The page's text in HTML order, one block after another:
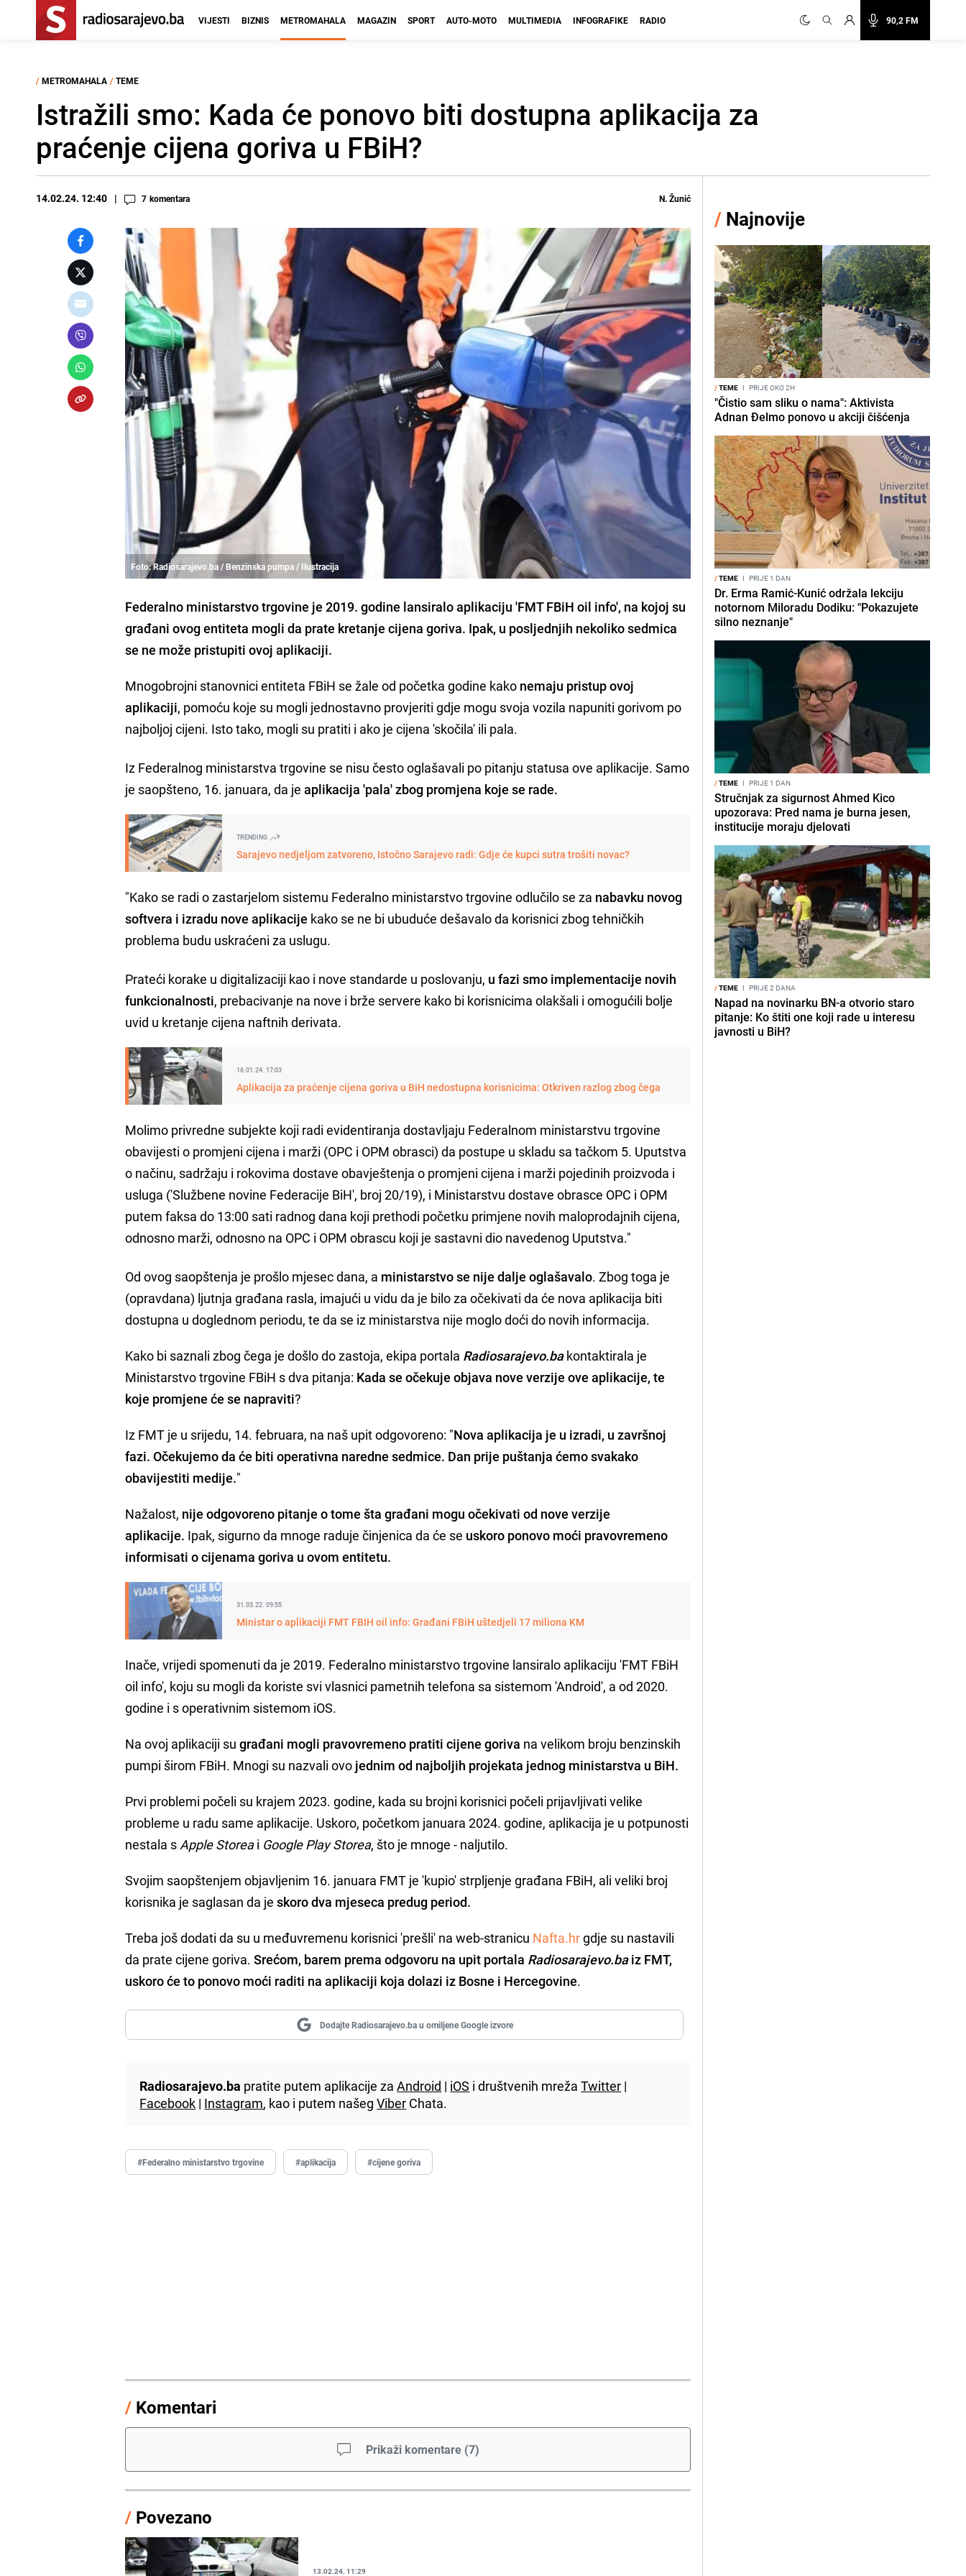
90,2 FM
VIJESTI BIZNIS METROMAHALA MAGAZIN SPORT AUTO-MOTO MULTIMEDIA INFOGRAFIKE RADIO
/ METROMAHALA / TEME
Istražili smo: Kada će ponovo biti dostupna aplikacija za
praćenje cijena goriva u FBiH?
14.02.24. 12:40 7 komentara N. Žunić
Foto: Radiosarajevo.ba / Benzinska pumpa / Ilustracija
Federalno ministarstvo trgovine je 2019. godine lansiralo aplikaciju 'FMT FBiH oil info', na kojoj su
građani ovog entiteta mogli da prate kretanje cijena goriva. Ipak, u posljednjih nekoliko sedmica
se ne može pristupiti ovoj aplikaciji.
Mnogobrojni stanovnici entiteta FBiH se žale od početka godine kako nemaju pristup ovoj
aplikaciji, pomoću koje su mogli jednostavno provjeriti gdje mogu svoja vozila napuniti gorivom po
najboljoj cijeni. Isto tako, mogli su pratiti i ako je cijena 'skočila' ili pala.
Iz Federalnog ministarstva trgovine se nisu često oglašavali po pitanju statusa ove aplikacije. Samo
je saopšteno, 16. januara, da jeaplikacija 'pala' zbog promjena koje se rade.
TRENDING
Sarajevo nedjeljom zatvoreno, Istočno Sarajevo radi: Gdje će kupci sutra trošiti novac?
"Kako se radi o zastarjelom sistemu Federalno ministarstvo trgovine odlučilo se za nabavku novog
softvera i izradu nove aplikacije kako se ne bi ubuduće dešavalo da korisnici zbog tehničkih
problema budu uskraćeni za uslugu.
Prateći korake u digitalizaciji kao i nove standarde u poslovanju, u fazi smo implementacije novih
funkcionalnosti, prebacivanje na nove i brže servere kako bi korisnicima olakšali i omogućili bolje
uvid u kretanje cijena naftnih derivata.
16.01.24. 17:03
Aplikacija za praćenje cijena goriva u BiH nedostupna korisnicima: Otkriven razlog zbog čega
Molimo privredne subjekte koji radi evidentiranja dostavljaju Federalnom ministarstvu trgovine
obavijesti o promjeni cijena i marži (OPC i OPM obrasci) da postupe u skladu sa tačkom 5. Uputstva
o načinu, sadržaju i rokovima dostave obavještenja o promjeni cijena i marži pojedinih proizvoda i
usluga ('Službene novine Federacije BiH', broj 20/19), i Ministarstvu dostave obrasce OPC i OPM
putem faksa do 13:00 sati radnog dana koji prethodi početku primjene novih maloprodajnih cijena,
odnosno marži, odnosno na OPC i OPM obrascu koji je sastavni dio navedenog Uputstva."
Od ovog saopštenja je prošlo mjesec dana, a ministarstvo se nije dalje oglašavalo. Zbog toga je
(opravdana) ljutnja građana rasla, imajući u vidu da je bilo za očekivati da će nova aplikacija biti
dostupna u doglednom periodu, te da se iz ministarstva nije moglo doći do novih informacija.
Kako bi saznali zbog čega je došlo do zastoja, ekipa portala Radiosarajevo.bakontaktirala je
Ministarstvo trgovine FBiH s dva pitanja: Kada se očekuje objava nove verzije ove aplikacije, te
koje promjene će se napraviti?
Iz FMT je u srijedu, 14. februara, na naš upit odgovoreno: "Nova aplikacija je u izradi, u završnoj
fazi. Očekujemo da će biti operativna naredne sedmice. Dan prije puštanja ćemo svakako
obavijestiti medije."
Nažalost, nije odgovoreno pitanje o tome šta građani mogu očekivati od nove verzije
aplikacije. Ipak, sigurno da mnoge raduje činjenica da će se uskoro ponovo moći pravovremeno
informisati o cijenama goriva u ovom entitetu.
31.03.22. 09:55
Ministar o aplikaciji FMT FBIH oil info: Građani FBiH uštedjeli 17 miliona KM
Inače, vrijedi spomenuti da je 2019. Federalno ministarstvo trgovine lansiralo aplikaciju 'FMT FBiH
oil info', koju su mogli da koriste svi vlasnici pametnih telefona sa sistemom 'Android', a od 2020.
godine i s operativnim sistemom iOS.
Na ovoj aplikaciji sugrađani mogli pravovremeno pratiti cijene goriva na velikom broju benzinskih
pumpi širom FBiH. Mnogi su nazvali ovo jednim od najboljih projekata jednog ministarstva u BiH.
Prvi problemi počeli su krajem 2023. godine, kada su brojni korisnici počeli prijavljivati velike
probleme u radu same aplikacije. Uskoro, početkom januara 2024. godine, aplikacija je u potpunosti
nestala s Apple Storeai Google Play Storea, što je mnoge - naljutilo.
Svojim saopštenjem objavljenim 16. januara FMT je 'kupio' strpljenje građana FBiH, ali veliki broj
korisnika je saglasan da jeskoro dva mjeseca predug period.
Treba još dodati da su u međuvremenu korisnici 'prešli' na web-stranicu Nafta.hrgdje su nastavili
da prate cijene goriva.Srećom, barem prema odgovoru na upit portala Radiosarajevo.baiz FMT,
uskoro će to ponovo moći raditi na aplikaciji koja dolazi iz Bosne i Hercegovine.
Dodajte Radiosarajevo.ba u omiljene Google izvore
Radiosarajevo.ba pratite putem aplikacije zaAndroid | iOS i društvenih mrežaTwitter |
Facebook | Instagram, kao i putem našegViber Chata.
#Federalno ministarstvo trgovine #aplikacija #cijene goriva
/ Komentari
Prikaži komentare (7)
/ Povezano
13.02.24. 11:29
/ Najnovije
/TEME I PRIJE OKO 2H
"Čistio sam sliku o nama": Aktivista
Adnan Đelmo ponovo u akciji čišćenja
/TEME I PRIJE 1 DAN
Dr. Erma Ramić-Kunić održala lekciju
notornom Miloradu Dodiku: "Pokazujete
silno neznanje"
/TEME I PRIJE 1 DAN
Stručnjak za sigurnost Ahmed Kico
upozorava: Pred nama je burna jesen,
institucije moraju djelovati
/TEME I PRIJE 2 DANA
Napad na novinarku BN-a otvorio staro
pitanje: Ko štiti one koji rade u interesu
javnosti u BiH?